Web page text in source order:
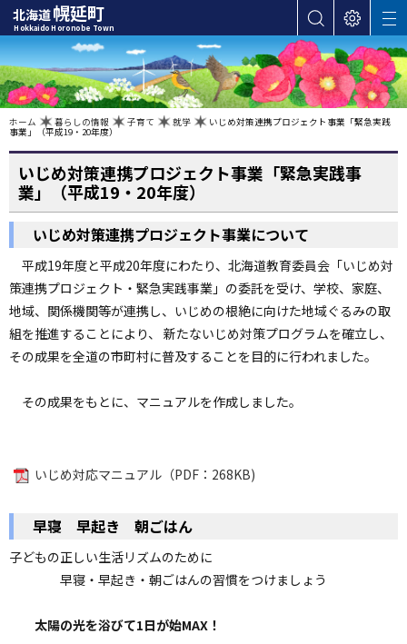
本
文
へ
カ
テ
ゴ
リ
メ
ニ
ュ
へ
ナ
ビ
ゲ
ニ
ー
北海道幌延町
Hokkaido Horonobe Town
表
設
定
サ
イ
ト
内
検
索
M
E
N
U
在
位
の
ホーム 暮らしの情報 子育て 就学 いじめ対策連携プロジェクト事業「緊急実践
事業」（平成19・20年度）
いじめ対策連携プロジェクト事業「緊急実践事
業」（平成19・20年度）
いじめ対策連携プロジェクト事業について
平成19年度と平成20年度にわたり、北海道教育委員会「いじめ対
策連携プロジェクト・緊急実践事業」の委託を受け、学校、家庭、
地域、関係機関等が連携し、いじめの根絶に向けた地域ぐるみの取
組を推進することにより、 新たないじめ対策プログラムを確立し、
その成果を全道の市町村に普及することを目的に行われました。
その成果をもとに、マニュアルを作成しました。
いじめ対応マニュアル（PDF：268KB)
早寝 早起き 朝ごはん
子どもの正しい生活リズムのために
早寝・早起き・朝ごはんの習慣をつけましょう
太陽の光を浴びて1日が始MAX！